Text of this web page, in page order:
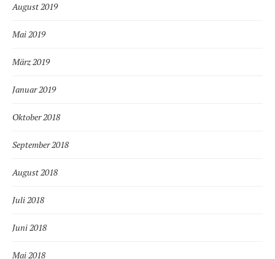
August 2019
Mai 2019
März 2019
Januar 2019
Oktober 2018
September 2018
August 2018
Juli 2018
Juni 2018
Mai 2018